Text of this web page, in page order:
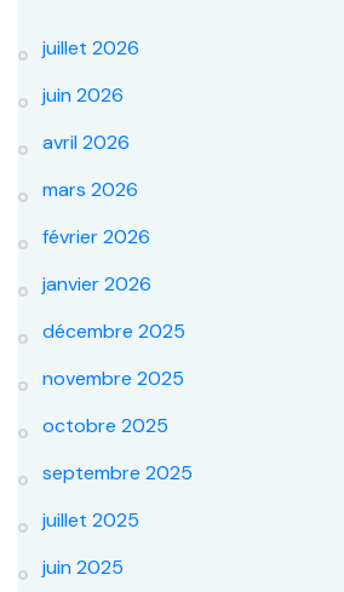
juillet 2026
juin 2026
avril 2026
mars 2026
février 2026
janvier 2026
décembre 2025
novembre 2025
octobre 2025
septembre 2025
juillet 2025
juin 2025